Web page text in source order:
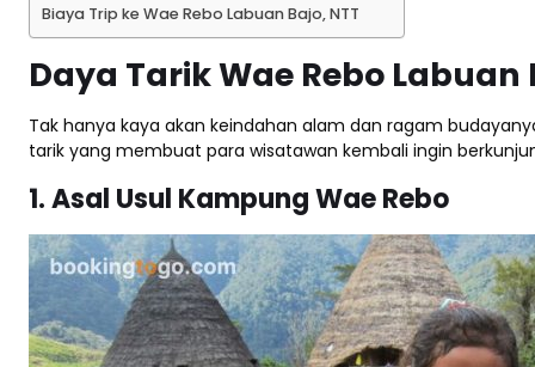
Biaya Trip ke Wae Rebo Labuan Bajo, NTT
Daya Tarik Wae Rebo Labuan
Tak hanya kaya akan keindahan alam dan ragam
tarik yang membuat para wisatawan kembali ingin
1. Asal Usul Kampung Wae Rebo